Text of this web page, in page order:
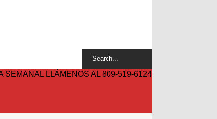
SEMANAL LLÁMENOS AL 809-519-6124